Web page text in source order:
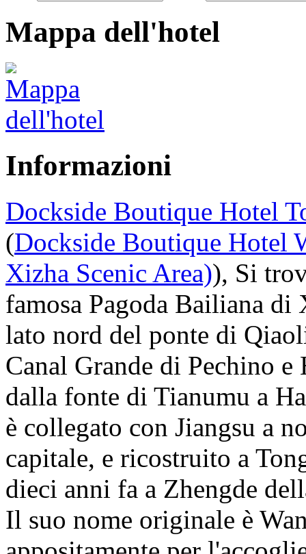
Mappa dell'hotel
Informazioni
Dockside Boutique Hotel
(Dockside Boutique Hotel
Xizha Scenic Area)), Si
famosa Pagoda Bailiana di
lato nord del ponte di
Canal Grande di Pechino e
dalla fonte di Tianumu a
è collegato con Jiangsu a
capitale, e ricostruito a
dieci anni fa a Zhengde
Il suo nome originale è